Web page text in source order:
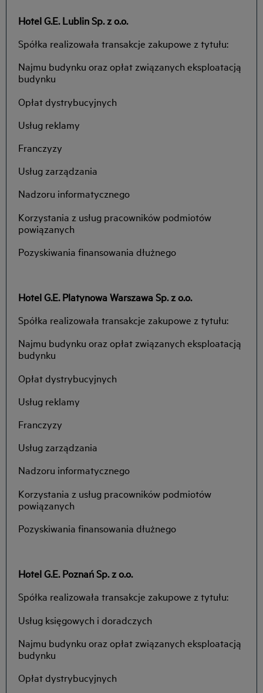
Hotel G.E. Lublin Sp. z o.o.
Spółka realizowała transakcje zakupowe z tytułu:
Najmu budynku oraz opłat związanych eksploatacją
budynku
Opłat dystrybucyjnych
Usług reklamy
Franczyzy
Usług zarządzania
Nadzoru informatycznego
Korzystania z usług pracowników podmiotów
powiązanych
Pozyskiwania finansowania dłużnego
Hotel G.E. Platynowa Warszawa Sp. z o.o.
Spółka realizowała transakcje zakupowe z tytułu:
Najmu budynku oraz opłat związanych eksploatacją
budynku
Opłat dystrybucyjnych
Usług reklamy
Franczyzy
Usług zarządzania
Nadzoru informatycznego
Korzystania z usług pracowników podmiotów
powiązanych
Pozyskiwania finansowania dłużnego
Hotel G.E. Poznań Sp. z o.o.
Spółka realizowała transakcje zakupowe z tytułu:
Usług księgowych i doradczych
Najmu budynku oraz opłat związanych eksploatacją
budynku
Opłat dystrybucyjnych